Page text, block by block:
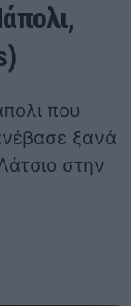
που
ξανά
στην